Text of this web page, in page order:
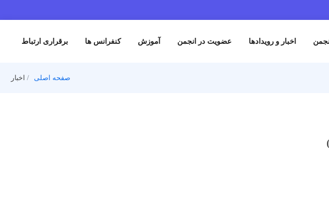
و رویدادها عضویت در انجمن آموزش کنفرانس ها برقراری ارتباط
صفحه اصلی اخبار